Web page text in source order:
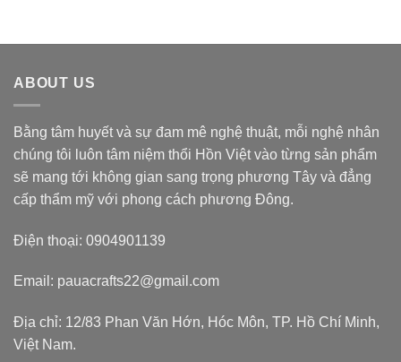
ABOUT US
Bằng tâm huyết và sự đam mê nghệ thuật, mỗi nghệ nhân
chúng tôi luôn tâm niệm thổi Hồn Việt vào từng sản phẩm
sẽ mang tới không gian sang trọng phương Tây và đẳng
cấp thẩm mỹ với phong cách phương Đông.
Điện thoại: 0904901139
Email: pauacrafts22@gmail.com
Địa chỉ: 12/83 Phan Văn Hớn, Hóc Môn, TP. Hồ Chí Minh,
Việt Nam.